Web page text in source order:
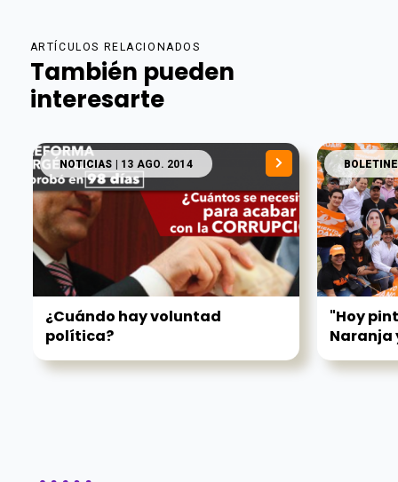
ARTÍCULOS RELACIONADOS
También pueden
interesarte
NOTICIAS | 13 AGO. 2014
¿Cuándo hay voluntad
política?
"Hoy
Naranja